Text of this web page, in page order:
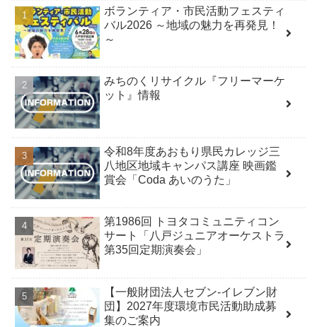
ボランティア・市民活動フェスティ
バル2026 ～地域の魅力を再発見！
～
みちのくリサイクル『フリーマーケ
ット』情報
令和8年度あおもり県民カレッジ三
八地区地域キャンパス講座 映画鑑
賞会「Coda あいのうた」
第1986回 トヨタコミュニティコン
サート「八戸ジュニアオーケストラ
第35回定期演奏会」
【一般財団法人セブン-イレブン財
団】2027年度環境市民活動助成募
集のご案内